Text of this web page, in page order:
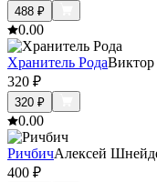
488 ₽
0.00
Хранитель РодаВиктор
320 ₽
320 ₽
0.00
РичбичАлексей
400 ₽